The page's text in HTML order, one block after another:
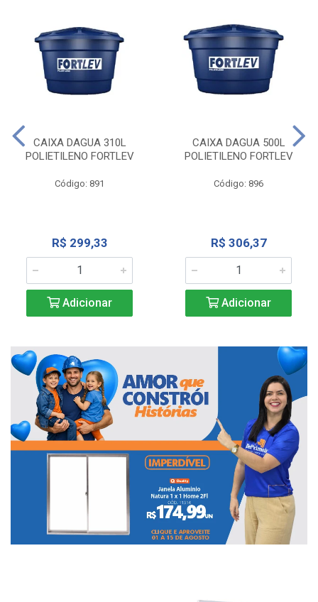
CAIXA DAGUA 310L
POLIETILENO FORTLEV
Código: 891
R$ 299,33
Adicionar
CAIXA DAGUA 500L
POLIETILENO FORTLEV
Código: 896
R$ 306,37
Adicionar